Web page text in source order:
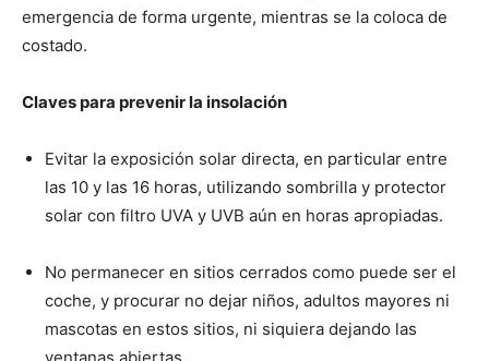
emergencia de forma urgente, mientras se la coloca de
costado.
Claves para prevenir la insolación
Evitar la exposición solar directa, en particular entre
las 10 y las 16 horas, utilizando sombrilla y protector
solar con filtro UVA y UVB aún en horas apropiadas.
No permanecer en sitios cerrados como puede ser el
coche, y procurar no dejar niños, adultos mayores ni
mascotas en estos sitios, ni siquiera dejando las
ventanas abiertas.